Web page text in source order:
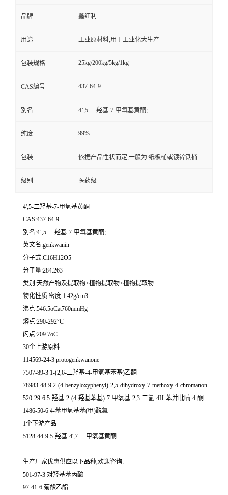
品牌 鑫红利
用途 工业原材料,用于工业化大生产
包装规格 25kg/200kg/5kg/1kg
CAS编号 437-64-9
别名 4’,5-二羟基-7-甲氧基黄酮;
纯度 99%
包装 依据产品性状而定,一般为:纸板桶或镀锌铁桶
级别 医药级
4',5-二羟基-7-甲氧基黄酮
CAS:437-64-9
别名:4’,5-二羟基-7-甲氧基黄酮;
英文名:genkwanin
分子式:C16H12O5
分子量:284.263
类别:天然产物及提取物>植物提取物>植物提取物
物化性质:密度:1.42g/cm3
沸点:546.5oCat760mmHg
熔点:290-292°C
闪点:209.7oC
30个上游原料
114569-24-3 protogenkwanone
7507-89-3 1-(2,6-二羟基-4-甲氧基苯基)乙酮
78983-48-9 2-(4-benzyloxyphenyl)-2,5-dihydroxy-7-methoxy-4-chromanon
520-29-6 5-羟基-2-(4-羟基苯基)-7-甲氧基-2,3-二氢-4H-苯并吡喃-4-酮
1486-50-6 4-苯甲氧基苯(甲)酰氯
1个下游产品
5128-44-9 5-羟基-4',7-二甲氧基黄酮
生产厂家优惠供应以下品种,欢迎咨询:
501-97-3 对羟基苯丙酸
97-41-6 菊酸乙酯